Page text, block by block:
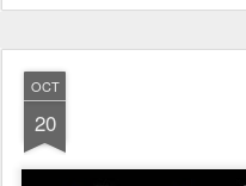
OCT
20